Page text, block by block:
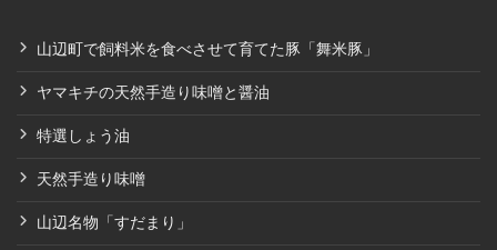
山辺町で飼料米を食べさせて育てた豚「舞米豚」
ヤマキチの天然手造り味噌と醤油
特選しょう油
天然手造り味噌
山辺名物「すだまり」